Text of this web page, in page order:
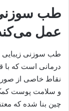
طب
عمل
درمانی است که با
نقاط خاصی از
و سلامت پوست
چین بنا شده که